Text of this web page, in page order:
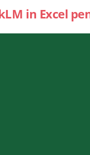
in Excel